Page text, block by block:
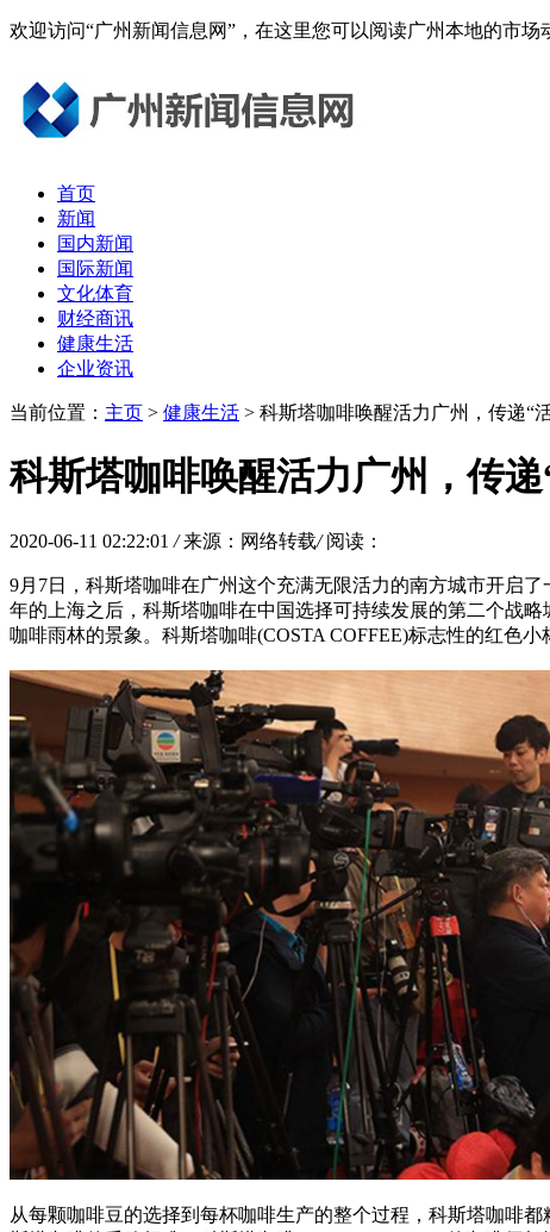
欢迎访问“广州新闻信息网”，在这里您可以阅读广州本地的市
首页
新闻
国内新闻
国际新闻
文化体育
财经商讯
健康生活
企业资讯
当前位置： 主页 > 健康生活 > 科斯塔咖啡唤醒活力广州，传递“
科斯塔咖啡唤醒活力广州，传
2020-06-11 02:22:01 / 来源：网络转载/ 阅读：
9月7日，科斯塔咖啡在广州这个充满无限活力的南方城市开启
年的上海之后，科斯塔咖啡在中国选择可持续发展的第二个战
咖啡雨林的景象。科斯塔咖啡(COSTA COFFEE)标志性的红色
从每颗咖啡豆的选择到每杯咖啡生产的整个过程，科斯塔咖啡